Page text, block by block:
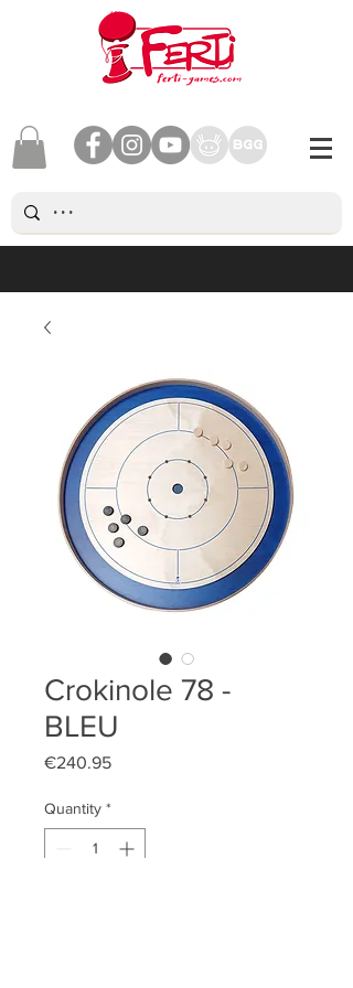
Crokinole 78 -
BLEU
€240.95Price
Quantity *